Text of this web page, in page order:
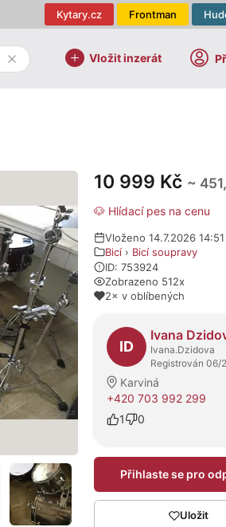
Frontman
Kytary.cz
Vložit inzerát
10 999 Kč ~
🐶 Hlídací pes na cenu
Vloženo 14.7.2026 14:51
Bicí › Bicí soupravy
ID: 753924
Zobrazeno 512x
2× v oblíbených
O prodejci
ID
Ivana
Ivana.Dzidova
Registrován 06/
Karviná
+420 703 992 299
1
0
Přihlaste se pro
Uložit